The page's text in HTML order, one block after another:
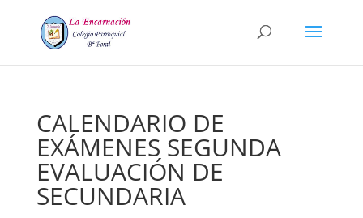
CALENDARIO DE
EXÁMENES SEGUNDA
EVALUACIÓN DE
SECUNDARIA